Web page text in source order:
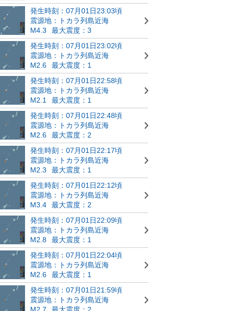
発生時刻：07月01日23:03頃
震源地：トカラ列島近海
M4.3
最大震度：3
発生時刻：07月01日23:02頃
震源地：トカラ列島近海
M2.6
最大震度：1
発生時刻：07月01日22:58頃
震源地：トカラ列島近海
M2.1
最大震度：1
発生時刻：07月01日22:48頃
震源地：トカラ列島近海
M2.6
最大震度：2
発生時刻：07月01日22:17頃
震源地：トカラ列島近海
M2.3
最大震度：1
発生時刻：07月01日22:12頃
震源地：トカラ列島近海
M3.4
最大震度：2
発生時刻：07月01日22:09頃
震源地：トカラ列島近海
M2.8
最大震度：1
発生時刻：07月01日22:04頃
震源地：トカラ列島近海
M2.6
最大震度：1
発生時刻：07月01日21:59頃
震源地：トカラ列島近海
M2.7
最大震度：2